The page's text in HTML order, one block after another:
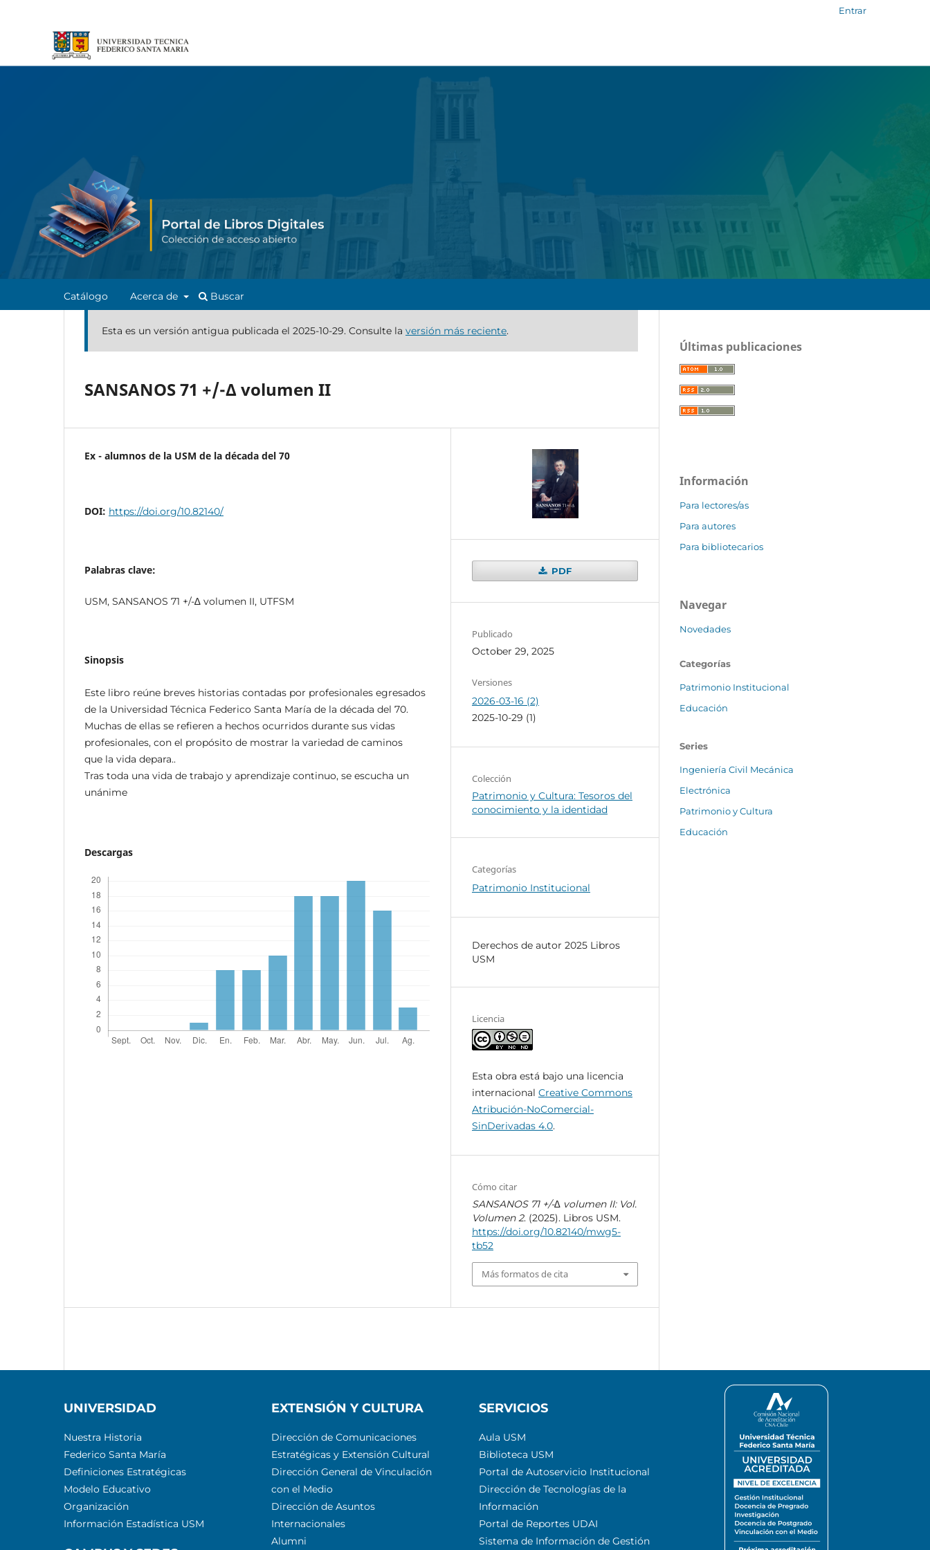
Catálogo Acerca de Buscar
Entrar
Esta es un versión antigua publicada el 2025-10-29. Consulte la versión más reciente.
SANSANOS 71 +/-∆ volumen II
Ex - alumnos de la USM de la década del 70
DOI: https://doi.org/10.82140/
Palabras clave:
USM, SANSANOS 71 +/-∆ volumen II, UTFSM
Sinopsis
Este libro reúne breves historias contadas por profesionales egresados
de la Universidad Técnica Federico Santa María de la década del 70.
Muchas de ellas se refieren a hechos ocurridos durante sus vidas
profesionales, con el propósito de mostrar la variedad de caminos
que la vida depara..
Tras toda una vida de trabajo y aprendizaje continuo, se escucha un
unánime
Descargas
PDF
Publicado
October 29, 2025
Versiones
2026-03-16 (2)
2025-10-29 (1)
Colección
Patrimonio y Cultura: Tesoros del
conocimiento y la identidad
Categorías
Patrimonio Institucional
Derechos de autor 2025 Libros
USM
Licencia
Esta obra está bajo una licencia
internacional Creative Commons
Atribución-NoComercial-
SinDerivadas 4.0.
Cómo citar
SANSANOS 71 +/-∆ volumen II: Vol.
Volumen 2. (2025). Libros USM.
https://doi.org/10.82140/mwg5-
tb52
Más formatos de cita
Últimas publicaciones
Información
Para lectores/as
Para autores
Para bibliotecarios
Navegar
Novedades
Categorías
Patrimonio Institucional
Educación
Series
Ingeniería Civil Mecánica
Electrónica
Patrimonio y Cultura
Educación
UNIVERSIDAD
Nuestra Historia
Federico Santa María
Definiciones Estratégicas
Modelo Educativo
Organización
Información Estadística USM
EXTENSIÓN Y CULTURA
Dirección de Comunicaciones
Estratégicas y Extensión Cultural
Dirección General de Vinculación
con el Medio
Dirección de Asuntos
Internacionales
Alumni
SERVICIOS
Aula USM
Biblioteca USM
Portal de Autoservicio Institucional
Dirección de Tecnologías de la
Información
Portal de Reportes UDAI
Sistema de Información de Gestión